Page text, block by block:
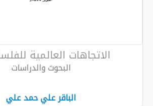
الاتجاهات العالمية
البحوث والدراسات
الباقر علي حمد علي